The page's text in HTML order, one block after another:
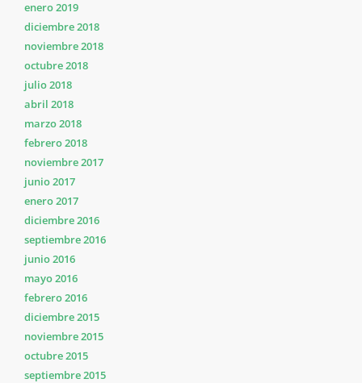
enero 2019
diciembre 2018
noviembre 2018
octubre 2018
julio 2018
abril 2018
marzo 2018
febrero 2018
noviembre 2017
junio 2017
enero 2017
diciembre 2016
septiembre 2016
junio 2016
mayo 2016
febrero 2016
diciembre 2015
noviembre 2015
octubre 2015
septiembre 2015